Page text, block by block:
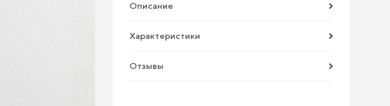
Описание
Характеристики
Отзывы